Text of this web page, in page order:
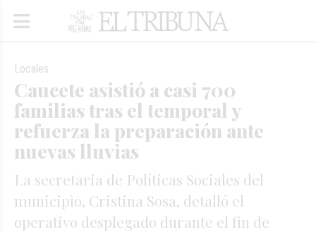
Caucete asistió a casi 700
familias tras el temporal y
refuerza la preparación ante
nuevas lluvias
La secretaria de Políticas Sociales del
municipìo, Cristina Sosa, detalló el
operativo desplegado durante el fin de
Locales